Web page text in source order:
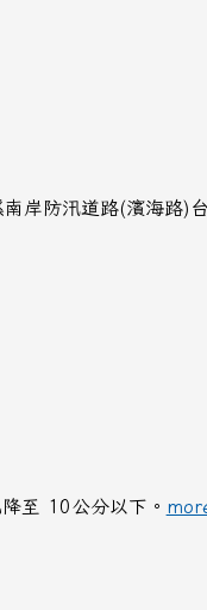
岸防汛道路(濱海路)
至 10公分以下。​​